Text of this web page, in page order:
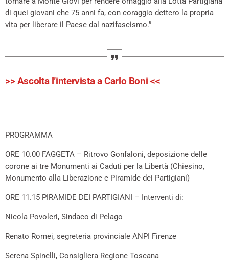
di quei giovani che 75 anni fa, con coraggio dettero la propria
vita per liberare il Paese dal nazifascismo.”
>> Ascolta l’intervista a Carlo Boni <<
PROGRAMMA
ORE 10.00 FAGGETA – Ritrovo Gonfaloni, deposizione delle
corone ai tre Monumenti ai Caduti per la Libertà (Chiesino,
Monumento alla Liberazione e Piramide dei Partigiani)
ORE 11.15 PIRAMIDE DEI PARTIGIANI – Interventi di:
Nicola Povoleri, Sindaco di Pelago
Renato Romei, segreteria provinciale ANPI Firenze
Serena Spinelli, Consigliera Regione Toscana